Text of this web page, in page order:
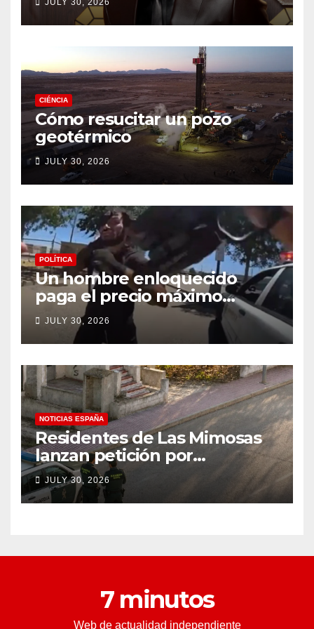
CIÉNCIA
Cómo resucitar un pozo
geotérmico
JULY 30, 2026
POLÍTICA
Un hombre enloquecido
paga el precio máximo
después de llevar un cuchillo
a un tiroteo con agentes del
condado de Los Ángeles
(VIDEO) * The Gateway
Pundit * por Cullen
Linebarger
JULY 30, 2026
NOTICIAS ESPAÑA
Residentes de Las Mimosas
lanzan petición por
disminución ‘inaceptable’ de
servicios básicos – The
Leader
JULY 30, 2026
7 minutos
Web de actualidad independiente